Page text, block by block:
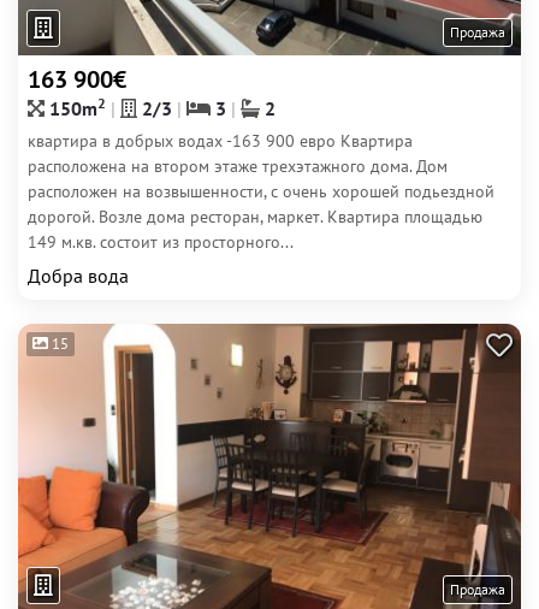
Продажа
163 900€
150m2 2/3 3 2
квартира в добрых водах -163 900 евро Квартира
расположена на втором этаже трехэтажного дома. Дом
расположен на возвышенности, с очень хорошей подьездной
дорогой. Возле дома ресторан, маркет. Квартира площадью
149 м.кв. состоит из просторного...
Добра вода
15
Продажа